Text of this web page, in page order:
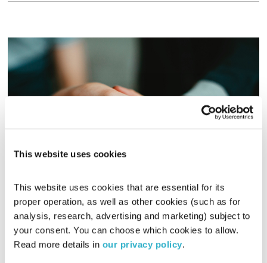
This website uses cookies
This website uses cookies that are essential for its
proper operation, as well as other cookies (such as for
analysis, research, advertising and marketing) subject to
your consent. You can choose which cookies to allow.
Read more details in our privacy policy.
יש מקום לכולם
חנאן אבלאסיואסי זיגדון
10.03.20
00:54:42
חנן אבלאסי ואסי זיגדון משוחחים עם יעל פיבק אילן, אוצרת